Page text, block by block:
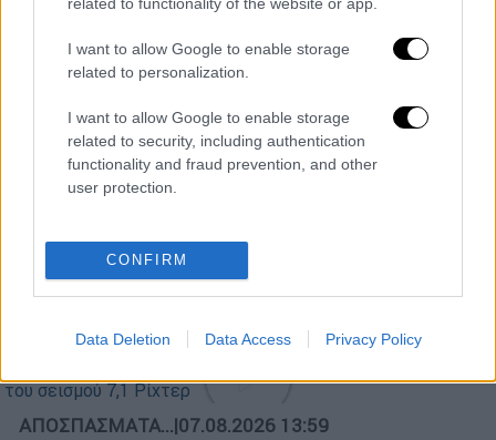
related to functionality of the website or app.
I want to allow Google to enable storage
related to personalization.
I want to allow Google to enable storage
related to security, including authentication
functionality and fraud prevention, and other
user protection.
CONFIRM
Data Deletion Data Access Privacy Policy
ΑΠΟΣΠΑΣΜΑΤΑ...|07.08.2026 19:06
Φωτιά στο Στεφάνι Κορινθίας – Μήνυμα
112 για ετοιμότητα
Μεσημεριανό...|07.08.2026 14:06
Μεσημεριανό δελτίο ειδήσεων
07/08/2026
ΑΠΟΣΠΑΣΜΑΤΑ...|07.08.2026 13:59